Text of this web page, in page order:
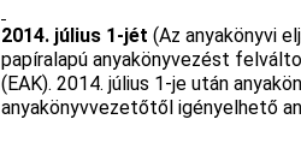
2014. július 1-jét (Az anyakönyvi
papíralapú anyakönyvezést
(EAK). 2014. július 1-je után
anyakönyvvezetőtől igényelhető